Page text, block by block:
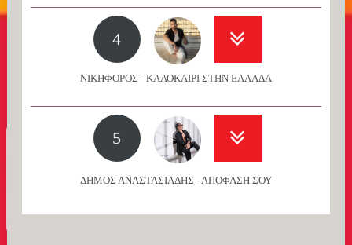
4
ΝΙΚΗΦΟΡΟΣ - ΚΑΛΟΚΑΙΡΙ ΣΤΗΝ ΕΛΛΑΔΑ
5
ΔΗΜΟΣ ΑΝΑΣΤΑΣΙΑΔΗΣ - ΑΠΟΦΑΣΗ ΣΟΥ